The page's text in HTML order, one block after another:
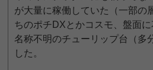
が大量に稼働していた（一部の
ちのポチDXとかコスモ、盤面
名称不明のチューリップ台（多
した。